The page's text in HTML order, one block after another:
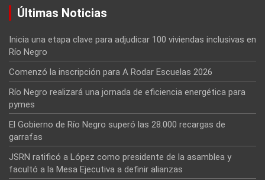
Últimas Noticias
Inicia una etapa clave para adjudicar 100 viviendas inclusivas en
Río Negro
Comenzó la inscripción para A Rodar Escuelas 2026
Río Negro realizará una jornada de eficiencia energética para
pymes
El Gobierno de Río Negro superó las 28.000 recargas de
garrafas
JSRN ratificó a López como presidente de la asamblea y
facultó a la Mesa Ejecutiva a definir alianzas